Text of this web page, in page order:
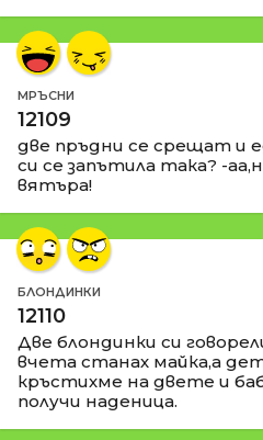
МРЪСНИ
12109
две пръдни се срещат и
си се запътила така? -
вятъра!
БЛОНДИНКИ
12110
Две блондинки си
вчета станах майка,а
кръстихме на двете и
получи наденица.